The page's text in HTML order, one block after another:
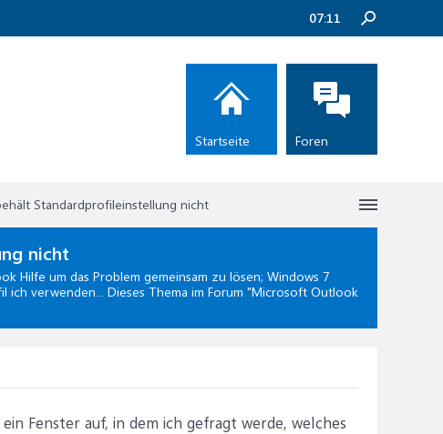
Standardprofileinstellung nicht
nicht
Hilfe um das Problem gemeinsam zu lösen; Windows 7
verwenden... Dieses Thema im Forum "Microsoft Outlook
Fenster auf, in dem ich gefragt werde, welches
07:11
Startseite Foren